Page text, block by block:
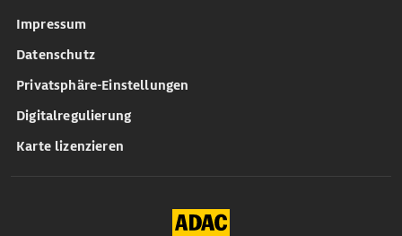
Impressum
Datenschutz
Privatsphäre-Einstellungen
Digitalregulierung
Karte lizenzieren